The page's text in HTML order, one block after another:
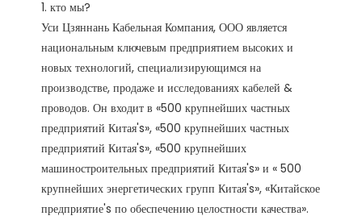
1. кто мы?
Уси Цзяннань Кабельная Компания, ООО является
национальным ключевым предприятием высоких и
новых технологий, специализирующимся на
производстве, продаже и исследованиях кабелей &
проводов. Он входит в «500 крупнейших частных
предприятий Китая's», «500 крупнейших частных
предприятий Китая's», «500 крупнейших
машиностроительных предприятий Китая's» и « 500
крупнейших энергетических групп Китая's», «Китайское
предприятие's по обеспечению целостности качества».